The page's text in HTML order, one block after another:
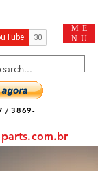
ME
NU
/3869-